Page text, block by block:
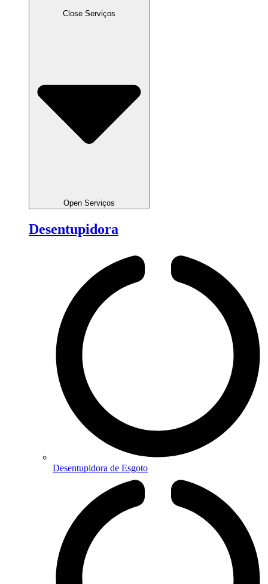
Close Serviços
Open Serviços
Desentupidora
Desentupidora de Esgoto